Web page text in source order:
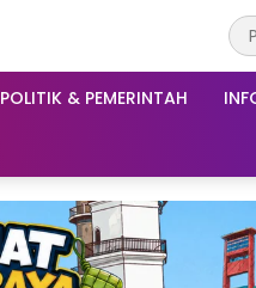
POLITIK & PEMERINTAH